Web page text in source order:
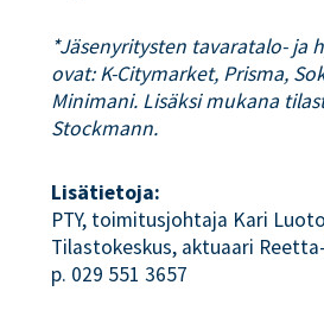
*Jäsenyritysten tavaratalo- ja
ovat: K-Citymarket, Prisma,
Minimani. Lisäksi mukana
Stockmann.
Lisätietoja:
PTY, toimitusjohtaja Kari
Tilastokeskus, aktuaari
p. 029 551 3657